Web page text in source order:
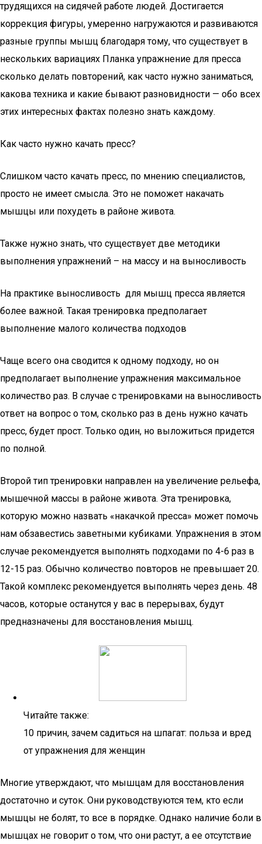
трудящихся на сидячей работе людей. Достигается
коррекция фигуры, умеренно нагружаются и развиваются
разные группы мышц благодаря тому, что существует в
нескольких вариациях Планка упражнение для пресса
сколько делать повторений, как часто нужно заниматься,
какова техника и какие бывают разновидности — обо всех
этих интересных фактах полезно знать каждому.
Как часто нужно качать пресс?
Слишком часто качать пресс, по мнению специалистов,
просто не имеет смысла. Это не поможет накачать
мышцы или похудеть в районе живота.
Также нужно знать, что существует две методики
выполнения упражнений – на массу и на выносливость
На практике выносливость для мышц пресса является
более важной. Такая тренировка предполагает
выполнение малого количества подходов
Чаще всего она сводится к одному подходу, но он
предполагает выполнение упражнения максимальное
количество раз. В случае с тренировками на выносливость
ответ на вопрос о том, сколько раз в день нужно качать
пресс, будет прост. Только один, но выложиться придется
по полной.
Второй тип тренировки направлен на увеличение рельефа,
мышечной массы в районе живота. Эта тренировка,
которую можно назвать «накачкой пресса» может помочь
нам обзавестись заветными кубиками. Упражнения в этом
случае рекомендуется выполнять подходами по 4-6 раз в
12-15 раз. Обычно количество повторов не превышает 20.
Такой комплекс рекомендуется выполнять через день. 48
часов, которые останутся у вас в перерывах, будут
предназначены для восстановления мышц.
Читайте также:
10 причин, зачем садиться на шпагат: польза и вред
от упражнения для женщин
Многие утверждают, что мышцам для восстановления
достаточно и суток. Они руководствуются тем, кто если
мышцы не болят, то все в порядке. Однако наличие боли в
мышцах не говорит о том, что они растут, а ее отсутствие